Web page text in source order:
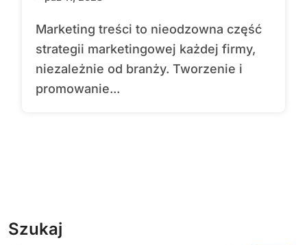
Marketing treści to nieodzowna część
strategii marketingowej każdej firmy,
niezależnie od branży. Tworzenie i
promowanie...
Szukaj